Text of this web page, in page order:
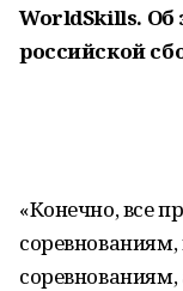
WorldSkills. Об
российской
«Конечно, все
соревнованиям,